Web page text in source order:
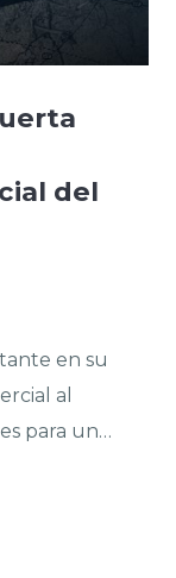
del
en su
al
para un…